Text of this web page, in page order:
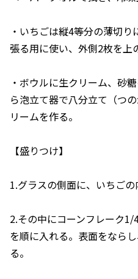
・いちごは縦4等分の薄切
張る用に使い、外側2枚を上
・ボウルに生クリーム、砂
ら泡立て器で八分立て（つ
リームを作る。
【盛りつけ】
1.グラスの側面に、いちごの
2.その中にコーンフレーク
を順に入れる。表面をなら
る。